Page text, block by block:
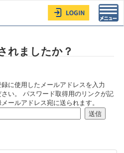
れましたか？
に使用したメールアドレスを入力
い。 パスワード取得用のリンクが記
ールアドレス宛に送られます。